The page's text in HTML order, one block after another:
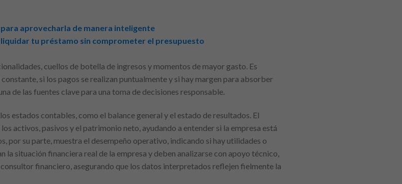
aprovecharla de manera inteligente
tu préstamo sin comprometer el presupuesto
cuellos de botella de ingresos y momentos de mayor gasto. Es
si los pagos se realizan puntualmente y si hay margen para absorber
de las fuentes clave para una toma de decisiones responsable.
estados contables, como el balance general y el estado de resultados. El
activos, pasivos y el patrimonio neto, ayudando a entender si la empresa está
por su parte, muestra el desempeño operativo, indicando si hay utilidades o
la situación financiera real de la empresa y deben analizarse con apoyo técnico,
financiero, asegurando que los datos interpretados reflejen fielmente la